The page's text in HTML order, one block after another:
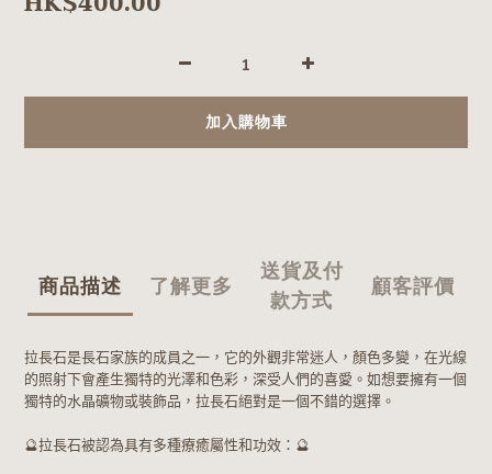
加入購物車
商品描述 了解更多
送貨及付
款方式
顧客評價
拉長石是長石家族的成員之一，它的外觀非常迷人，顏色多變，在光線
的照射下會產生獨特的光澤和色彩，深受人們的喜愛。如想要擁有一個
獨特的水晶礦物或裝飾品，拉長石絕對是一個不錯的選擇。
🔮拉長石被認為具有多種療癒屬性和功效： 🔮